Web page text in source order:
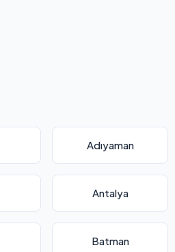
Adıyaman
Antalya
Batman